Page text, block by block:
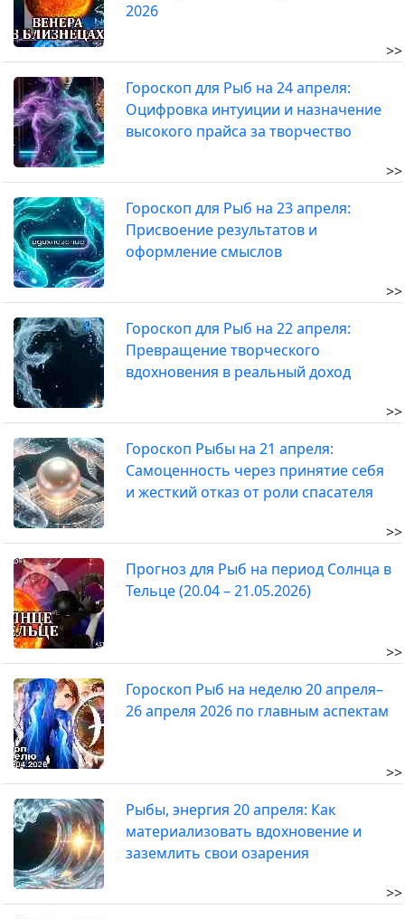
2026
>>
Гороскоп для Рыб на 24 апреля:
Оцифровка интуиции и назначение
высокого прайса за творчество
>>
Гороскоп для Рыб на 23 апреля:
Присвоение результатов и
оформление смыслов
>>
Гороскоп для Рыб на 22 апреля:
Превращение творческого
вдохновения в реальный доход
>>
Гороскоп Рыбы на 21 апреля:
Самоценность через принятие себя
и жесткий отказ от роли спасателя
>>
Прогноз для Рыб на период Солнца в
Тельце (20.04 – 21.05.2026)
>>
Гороскоп Рыб на неделю 20 апреля–
26 апреля 2026 по главным аспектам
>>
Рыбы, энергия 20 апреля: Как
материализовать вдохновение и
заземлить свои озарения
>>